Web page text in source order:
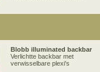
Blobb illuminated backbar
Verlichtte backbar met
verwisselbare plexi's